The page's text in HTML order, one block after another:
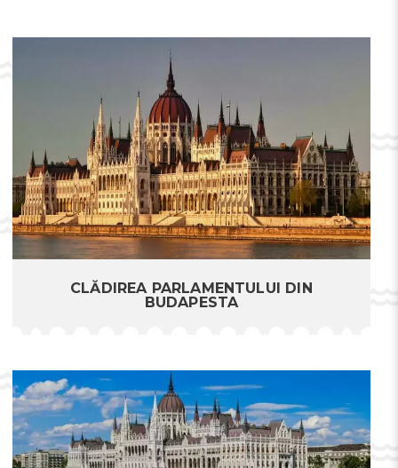
CLĂDIREA PARLAMENTULUI DIN
BUDAPESTA